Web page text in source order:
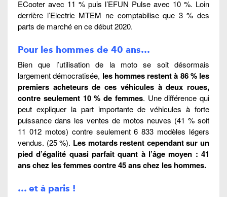
ECooter avec 11 % puis l’EFUN Pulse avec 10 %. Loin
derrière l’Electric MTEM ne comptabilise que 3 % des
parts de marché en ce début 2020.
Pour les hommes de 40 ans…
Bien que l’utilisation de la moto se soit désormais
largement démocratisée, les hommes restent à 86 % les
premiers acheteurs de ces véhicules à deux roues,
contre seulement 10 % de femmes. Une différence qui
peut expliquer la part importante de véhicules à forte
puissance dans les ventes de motos neuves (41 % soit
11 012 motos) contre seulement 6 833 modèles légers
vendus. (25 %). Les motards restent cependant sur un
pied d’égalité quasi parfait quant à l’âge moyen : 41
ans chez les femmes contre 45 ans chez les hommes.
… et à paris !